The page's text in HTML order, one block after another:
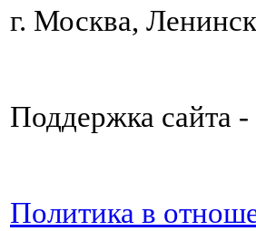
г. Москва,
Поддержка сайта -
Политика в